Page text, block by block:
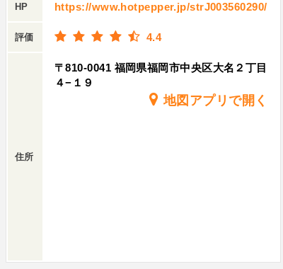
HP https://www.hotpepper.jp/strJ003560290/
評価 4.4
住所
〒810-0041 福岡県福岡市中央区大名２丁目
４−１９
地図アプリで開く